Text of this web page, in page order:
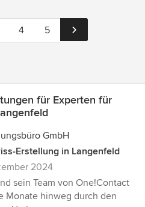
4 5
für Experten für
GmbH
Erstellung in Langenfeld
2024
sein Team von One!Contact
Monate hinweg durch den